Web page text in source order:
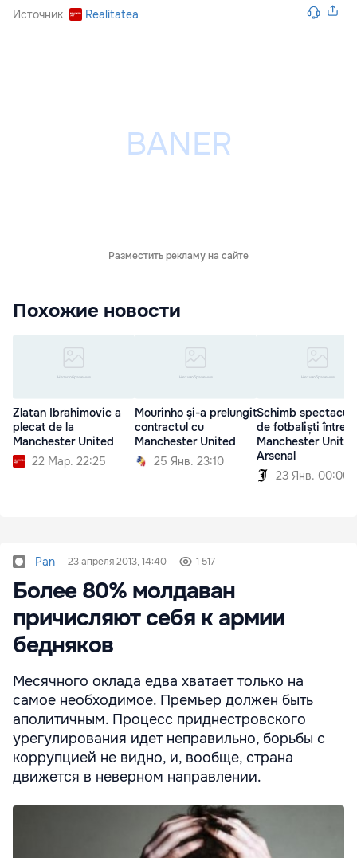
Источник Realitatea
Разместить рекламу на сайте
Похожие новости
Zlatan Ibrahimovic a
plecat de la
Manchester United
22 Мар. 22:25
Mourinho şi-a prelungit
contractul cu
Manchester United
25 Янв. 23:10
Schimb
de fotbaliști între
Manchester
Arsenal
23 Янв. 00:00
Pan 23 апреля 2013, 14:40 1 517
Более 80% молдаван
причисляют себя к армии
бедняков
Месячного оклада едва хватает только на
самое необходимое. Премьер должен быть
аполитичным. Процесс приднестровского
урегулирования идет неправильно, борьбы с
коррупцией не видно, и, вообще, страна
движется в неверном направлении.